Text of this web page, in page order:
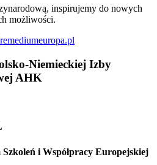
inspirujemy do nowych
możliwości.
Niemieckiej Izby
AHK
i Współpracy Europejskiej